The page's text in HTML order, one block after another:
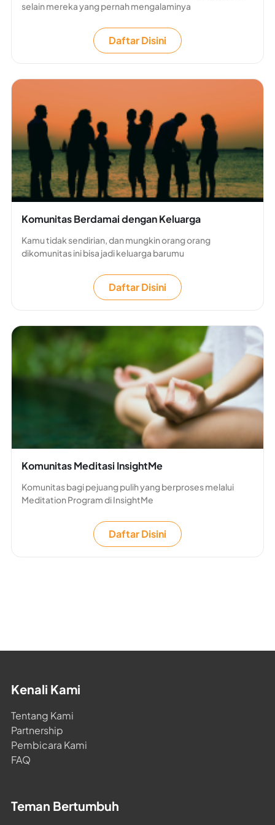
selain mereka yang pernah mengalaminya
Daftar Disini
Komunitas Berdamai dengan Keluarga
Kamu tidak sendirian, dan mungkin orang orang
dikomunitas ini bisa jadi keluarga barumu
Daftar Disini
Komunitas Meditasi InsightMe
Komunitas bagi pejuang pulih yang berproses melalui
Meditation Program di InsightMe
Daftar Disini
Kenali Kami
Tentang Kami
Partnership
Pembicara Kami
FAQ
Teman Bertumbuh